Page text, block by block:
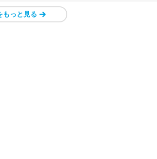
もっと見る